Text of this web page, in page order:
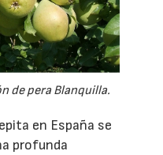
de pera Blanquilla.
en España se
profunda